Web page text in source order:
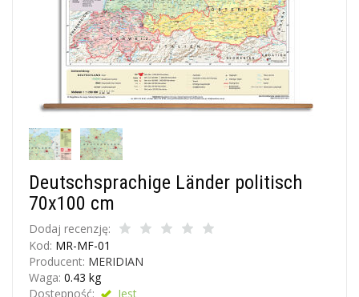
Deutschsprachige Länder politisch
70x100 cm
Dodaj recenzję:
Kod: MR-MF-01
Producent: MERIDIAN
Waga: 0.43 kg
Dostępność:
Jest